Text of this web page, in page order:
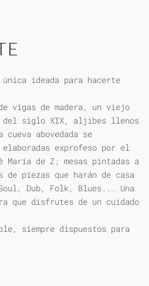
ideada para hacerte
vigas de madera, un viejo
del siglo XIX, aljibes llenos
abovedada se
elaboradas exprofeso por el
de Z; mesas pintadas a
de piezas que harán de casa
Dub, Folk, Blues... Una
que disfrutes de un cuidado
siempre dispuestos para